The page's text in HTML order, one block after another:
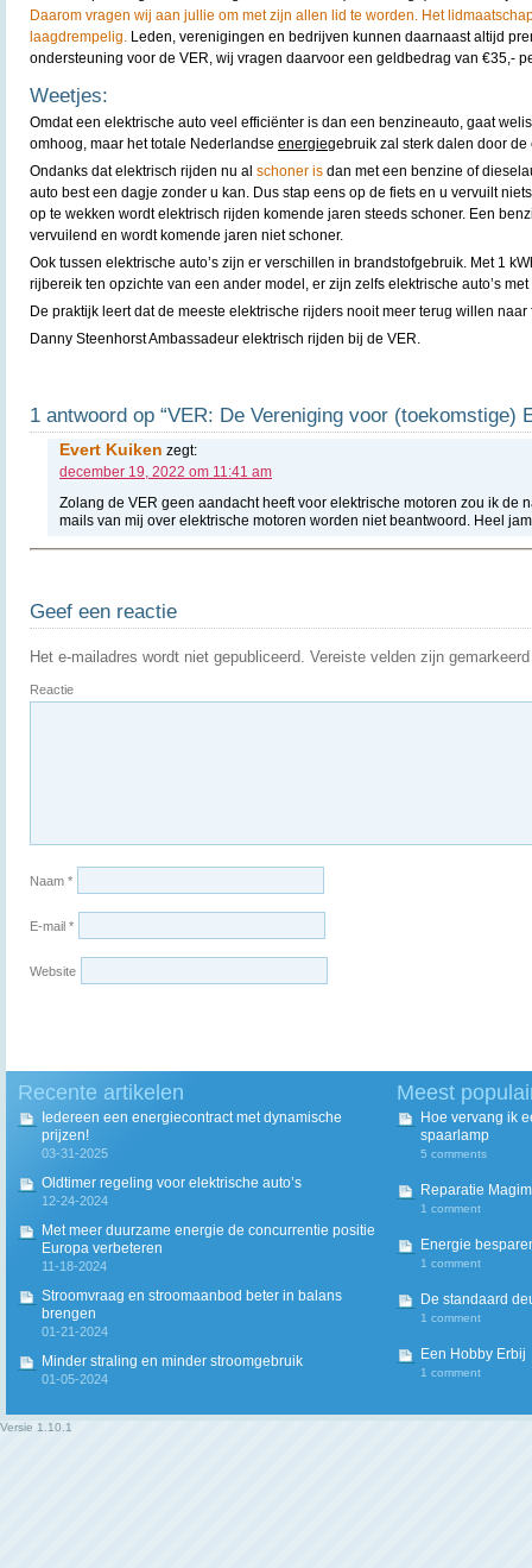
Daarom vragen wij aan jullie om met zijn allen lid te worden. Het
laagdrempelig. Leden, verenigingen en bedrijven kunnen daarnaast altijd
ondersteuning voor de VER, wij vragen daarvoor een geldbedrag van €35,-
Weetjes:
Omdat een elektrische auto veel efficiënter is dan een benzineauto, gaat
omhoog, maar het totale Nederlandse energiegebruik zal sterk dalen door de
Ondanks dat elektrisch rijden nu al schoner is dan met een benzine of
auto best een dagje zonder u kan. Dus stap eens op de fiets en u vervuilt
op te wekken wordt elektrisch rijden komende jaren steeds schoner. Een
vervuilend en wordt komende jaren niet schoner.
Ook tussen elektrische auto’s zijn er verschillen in brandstofgebruik. Met 1
rijbereik ten opzichte van een ander model, er zijn zelfs elektrische auto’s
De praktijk leert dat de meeste elektrische rijders nooit meer terug willen naar
Danny Steenhorst Ambassadeur elektrisch rijden bij de VER.
1 antwoord op “VER: De Vereniging voor (toekomstige)
Evert Kuiken zegt:
december 19, 2022 om 11:41 am
Zolang de VER geen aandacht heeft voor elektrische motoren zou ik de
mails van mij over elektrische motoren worden niet beantwoord. Heel
Geef een reactie
Het e-mailadres wordt niet gepubliceerd. Vereiste velden zijn
Reactie
Naam *
E-mail *
Website
Recente artikelen
Iedereen een energiecontract met dynamische
prijzen!
03-31-2025
Oldtimer regeling voor elektrische auto’s
12-24-2024
Met meer duurzame energie de concurrentie positie
Europa verbeteren
11-18-2024
Stroomvraag en stroomaanbod beter in balans
brengen
01-21-2024
Minder straling en minder stroomgebruik
01-05-2024
Meest
Hoe vervang ik
spaarlamp
5 comments
Reparatie
1 comment
Energie
1 comment
De standaard
1 comment
Een Hobby Erbij
1 comment
Versie 1.10.1